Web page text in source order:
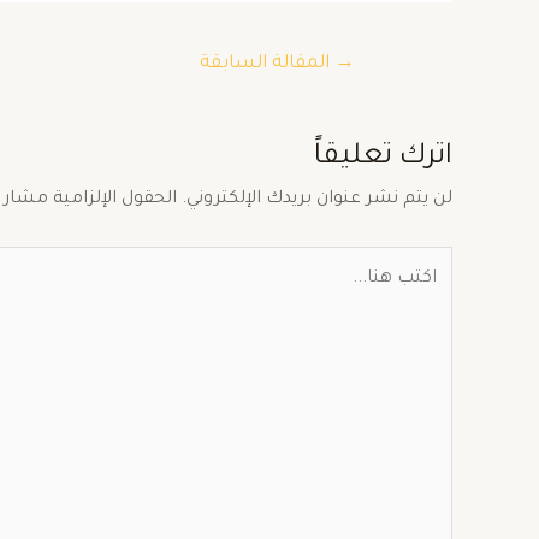
→ المقالة السابقة
اترك تعليقاً
لن يتم نشر عنوان بريدك الإلكتروني. الحقول الإلزامية مشار